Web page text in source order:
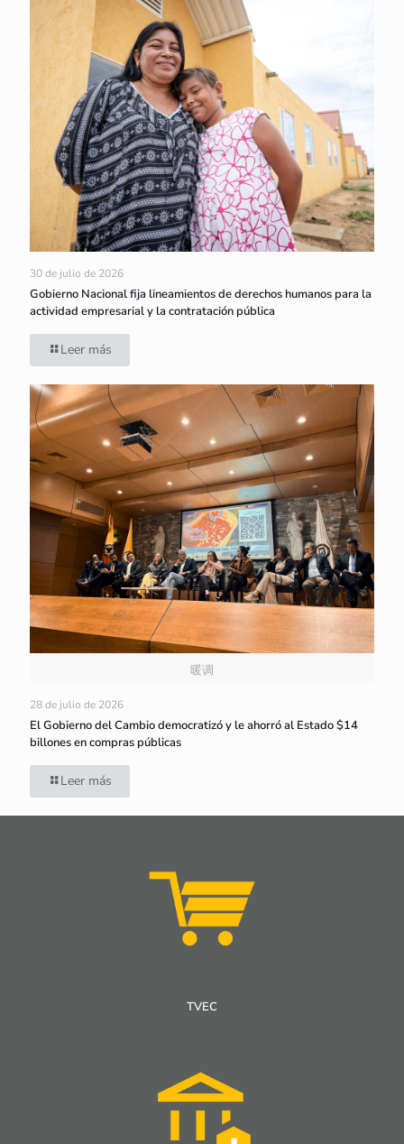
30 de julio de 2026
Gobierno Nacional fija lineamientos de derechos humanos para la
actividad empresarial y la contratación pública
Leer más
暖调
28 de julio de 2026
El Gobierno del Cambio democratizó y le ahorró al Estado $14
billones en compras públicas
Leer más
TVEC